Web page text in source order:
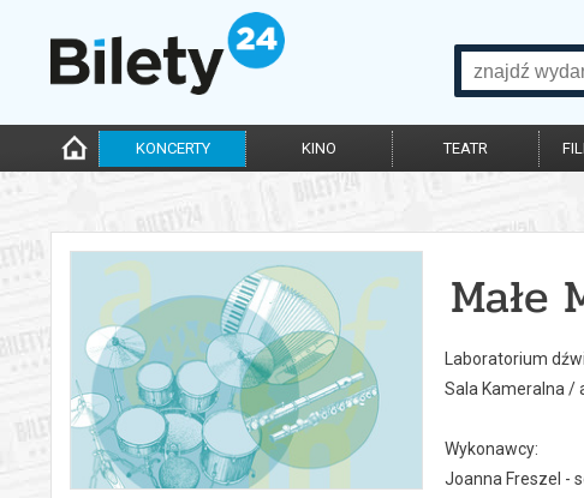
KONCERTY KINO TEATR
Małe
Laboratorium
Sala Kameralna /
Wykonawcy:
Joanna Freszel -